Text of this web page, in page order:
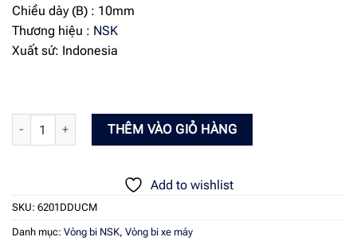
Chiều dày (B) : 10mm
Thương hiệu : NSK
Xuất sứ: Indonesia
Vòng bi NSK 6201 DDUCM số lượng
THÊM VÀO GIỎ HÀNG
Add to wishlist
SKU: 6201DDUCM
Danh mục: Vòng bi NSK, Vòng bi xe máy